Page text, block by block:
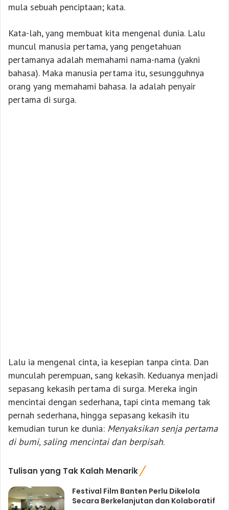
mula sebuah penciptaan; kata.
Kata-lah, yang membuat kita mengenal dunia. Lalu
muncul manusia pertama, yang pengetahuan
pertamanya adalah memahami nama-nama (yakni
bahasa). Maka manusia pertama itu, sesungguhnya
orang yang memahami bahasa. Ia adalah penyair
pertama di surga.
Lalu ia mengenal cinta, ia kesepian tanpa cinta. Dan
munculah perempuan, sang kekasih. Keduanya menjadi
sepasang kekasih pertama di surga. Mereka ingin
mencintai dengan sederhana, tapi cinta memang tak
pernah sederhana, hingga sepasang kekasih itu
kemudian turun ke dunia: Menyaksikan senja pertama
di bumi, saling mencintai dan berpisah.
Tulisan yang Tak Kalah Menarik
Festival Film Banten Perlu Dikelola
Secara Berkelanjutan dan Kolaboratif